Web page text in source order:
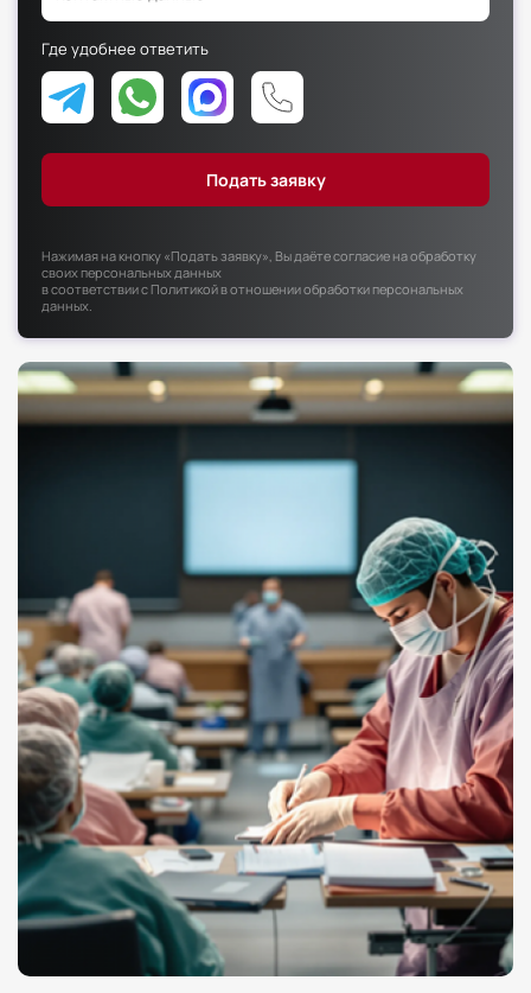
Факультет психологии
Факультет рекламы и связей с общественностью
Факультет социальной работы
Где удобнее ответить
Нажимая на кнопку «Подать заявку», Вы даёте согласие на обработку
своих персональных данных
в соответствии сПолитикой в отношении обработки персональных
данных.